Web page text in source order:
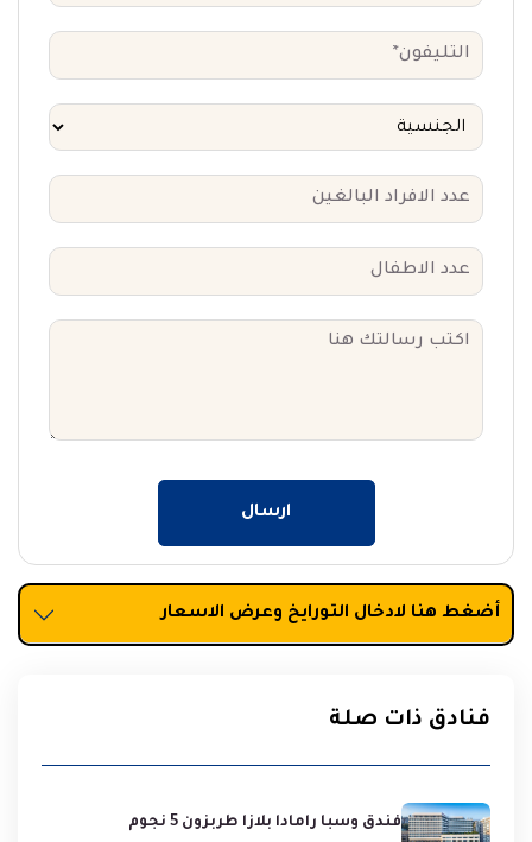
أضغط هنا لادخال التورايخ وعرض الاسعار
فنادق ذات صلة
فندق وسبا رامادا بلازا طربزون 5 نجوم
ارسال